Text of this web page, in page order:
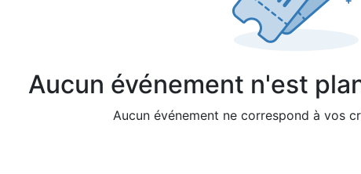
Aucun événement n'est
Aucun événement ne correspond à vos